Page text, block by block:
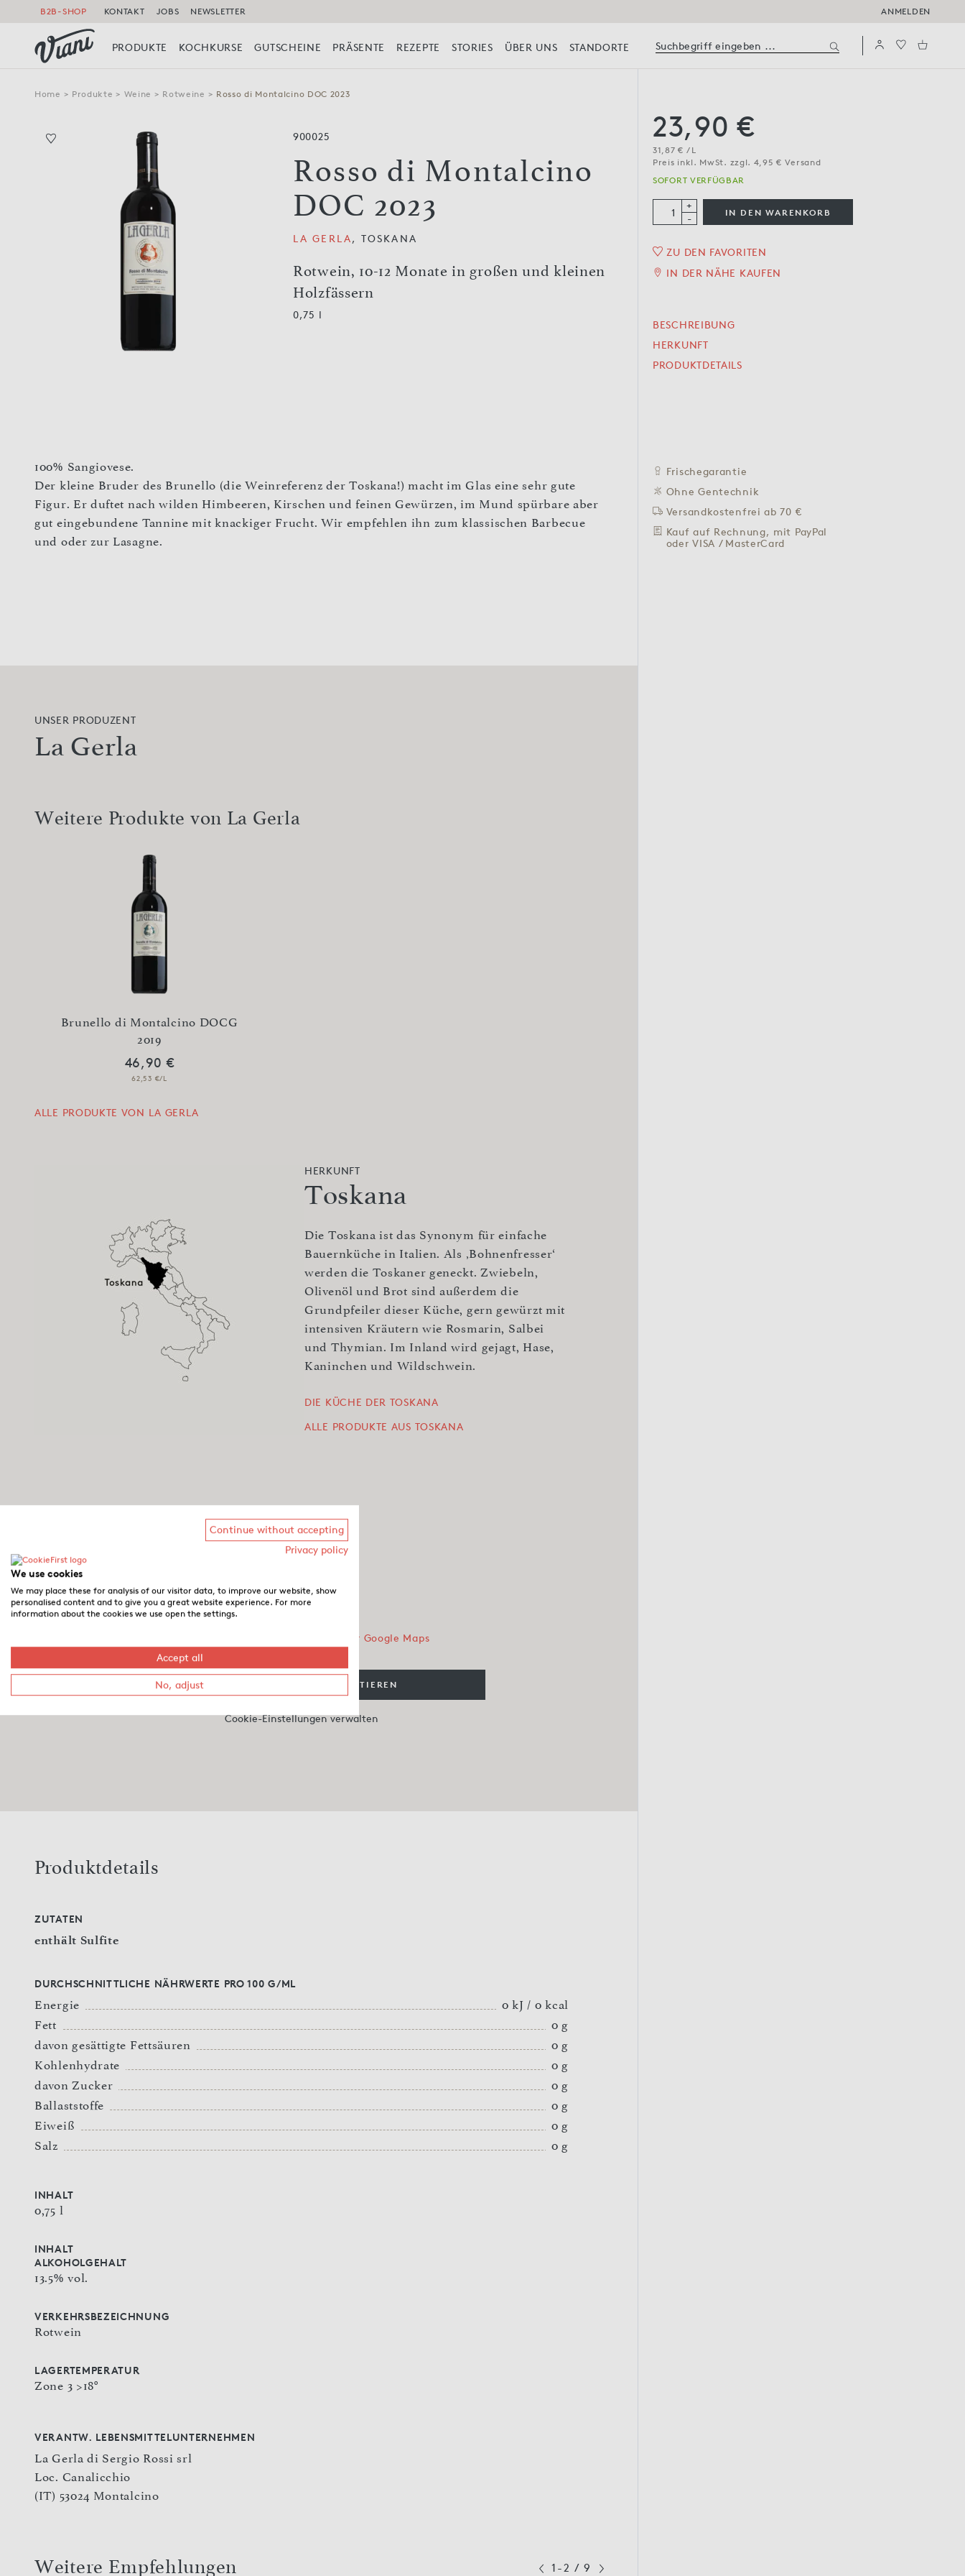
B2B-SHOP KONTAKT JOBS NEWSLETTER ANMELDEN
PRODUKTE KOCHKURSE GUTSCHEINE PRÄSENTE REZEPTE STORIES ÜBER UNS STANDORTE
Home > Produkte > Weine > Rotweine > Rosso di Montalcino DOC 2023
Rosso di Montalcino DOC
0,75 l
SOFORT VERFÜGBAR
23,90 €
BESCHREIBUNG
HERKUNFT
900025
Rosso di Montalcino
DOC 2023
Rotwein, 10-12 Monate in großen und kleinen
Holzfässern
LA GERLA, TOSKANA
0,75 l
SOFORT VERFÜGBAR
23,90 €
31,87 € / L
Preis inkl. MwSt. zzgl. 4,95 € Versand
+
-
IN DEN WARENKORB
ZU DEN FAVORITEN
IN DER NÄHE KAUFEN
BESCHREIBUNG
HERKUNFT
PRODUKTDETAILS
Frischegarantie
Ohne Gentechnik
Versandkostenfrei ab 70 €
Kauf auf Rechnung, mit PayPal
oder VISA / MasterCard
100% Sangiovese.
Der kleine Bruder des Brunello (die Weinreferenz der Toskana!) macht im Glas eine sehr gute
Figur. Er duftet nach wilden Himbeeren, Kirschen und feinen Gewürzen, im Mund spürbare aber
gut eingebundene Tannine mit knackiger Frucht. Wir empfehlen ihn zum klassischen Barbecue
und oder zur Lasagne.
UNSER PRODUZENT
La Gerla
Weitere Produkte von La Gerla
Brunello di Montalcino DOCG
2019
46,90 €
62,53 €/L
ALLE PRODUKTE VON LA GERLA
HERKUNFT
Toskana
Die Toskana ist das Synonym für einfache
Bauernküche in Italien. Als ‚Bohnenfresser‘
werden die Toskaner geneckt. Zwiebeln,
Olivenöl und Brot sind außerdem die
Grundpfeiler dieser Küche, gern gewürzt mit
intensiven Kräutern wie Rosmarin, Salbei
und Thymian. Im Inland wird gejagt, Hase,
Kaninchen und Wildschwein.
DIE KÜCHE DER TOSKANA
ALLE PRODUKTE AUS TOSKANA
Um die Suche zu nutzen, musst du Cookies für Google Maps
akzeptieren.
GOOGLE MAPS COOKIE AKZEPTIEREN
Cookie-Einstellungen verwalten
Produktdetails
ZUTATEN
enthält Sulfite
DURCHSCHNITTLICHE NÄHRWERTE PRO 100 G/ML
Energie
0 kJ / 0 kcal
Fett
0 g
davon gesättigte Fettsäuren
0 g
Kohlenhydrate
0 g
davon Zucker
0 g
Ballaststoffe
0 g
Eiweiß
0 g
Salz
0 g
INHALT
0,75 l
INHALT
ALKOHOLGEHALT
13.5% vol.
VERKEHRSBEZEICHNUNG
Rotwein
LAGERTEMPERATUR
Zone 3 >18°
VERANTW. LEBENSMITTELUNTERNEHMEN
La Gerla di Sergio Rossi srl
Loc. Canalicchio
(IT) 53024 Montalcino
Weitere Empfehlungen 1-2 / 9
Continue without accepting
Privacy policy
We use cookies
We may place these for analysis of our visitor data, to improve our website, show
personalised content and to give you a great website experience. For more
information about the cookies we use open the settings.
Accept all
No, adjust